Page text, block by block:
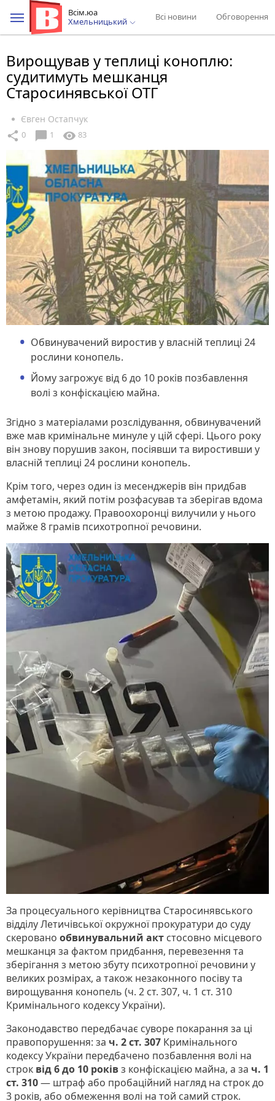
Всім.юа
Хмельницький
Всі новини Обговорення
Вирощував у теплиці коноплю:
судитимуть мешканця
Старосинявської ОТГ
Євген Остапчук
share 0 chat_bubble 1 visibility 83
Обвинувачений виростив у власній теплиці 24
рослини конопель.
Йому загрожує від 6 до 10 років позбавлення
волі з конфіскацією майна.
Згідно з матеріалами розслідування, обвинувачений
вже мав кримінальне минуле у цій сфері. Цього року
він знову порушив закон, посіявши та виростивши у
власній теплиці 24 рослини конопель.
Крім того, через один із месенджерів він придбав
амфетамін, який потім розфасував та зберігав вдома
з метою продажу. Правоохоронці вилучили у нього
майже 8 грамів психотропної речовини.
За процесуального керівництва Старосинявського
відділу Летичівської окружної прокуратури до суду
скеровано обвинувальний акт стосовно місцевого
мешканця за фактом придбання, перевезення та
зберігання з метою збуту психотропної речовини у
великих розмірах, а також незаконного посіву та
вирощування конопель (ч. 2 ст. 307, ч. 1 ст. 310
Кримінального кодексу України).
Законодавство передбачає суворе покарання за ці
правопорушення: за ч. 2 ст. 307 Кримінального
кодексу України передбачено позбавлення волі на
строк від 6 до 10 роківз конфіскацією майна, а за ч. 1
ст. 310— штраф або пробаційний нагляд на строк до
3 років, або обмеження волі на той самий строк.